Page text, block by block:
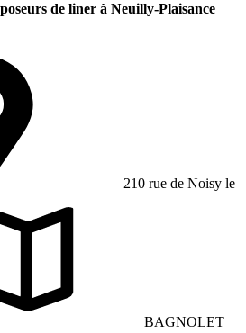
de liner à Neuilly-Plaisance
210 rue de Noisy le
BAGNOLET